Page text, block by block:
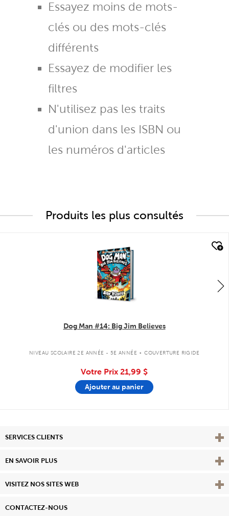
Essayez moins de mots-
clés ou des mots-clés
différents
Essayez de modifier les
filtres
N'utilisez pas les traits
d'union dans les ISBN ou
les numéros d'articles
Produits les plus consultés
Dog Man #14: Big Jim Believes
NIVEAU SCOLAIRE 2E ANNÉE - 5E ANNÉE . COUVERTURE RIGIDE
Votre Prix 21,99 $
Ajouter au panier
SERVICES CLIENTS
EN SAVOIR PLUS View
VISITEZ NOS SITES WEB
CONTACTEZ-NOUS